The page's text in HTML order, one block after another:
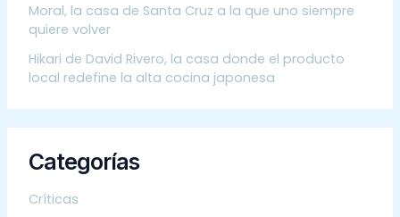
Moral, la casa de Santa Cruz a la que uno siempre
quiere volver
Hikari de David Rivero, la casa donde el producto
local redefine la alta cocina japonesa
Categorías
Críticas